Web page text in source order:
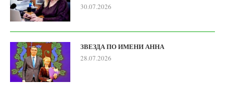
30.07.2026
ЗВЕЗДА ПО ИМЕНИ АННА
28.07.2026